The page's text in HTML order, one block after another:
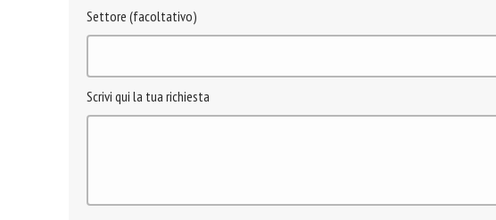
Settore (facoltativo)
Scrivi qui la tua richiesta